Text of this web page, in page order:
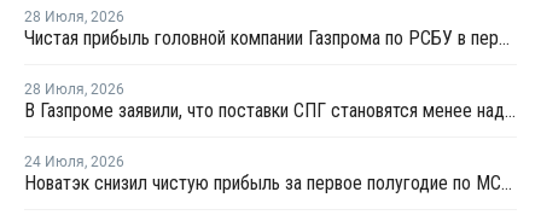
28 Июля, 2026
Чистая прибыль головной компании Газпрома по РСБУ в первом полугодии составила 78 млрд рублей
28 Июля, 2026
В Газпроме заявили, что поставки СПГ становятся менее надежным способом газоснабжения
24 Июля, 2026
Новатэк снизил чистую прибыль за первое полугодие по МСФО на 3,1%